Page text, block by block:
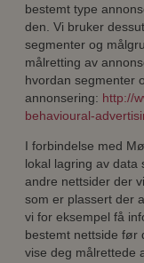
bestemt type
den. Vi bruker
segmenter og
målretting av
hvordan segmenter
annonsering: http://
behavioural-
I forbindelse med
lokal lagring av data
andre nettsider der
som er plassert der
vi for eksempel få
bestemt nettside før
vise deg målrettede